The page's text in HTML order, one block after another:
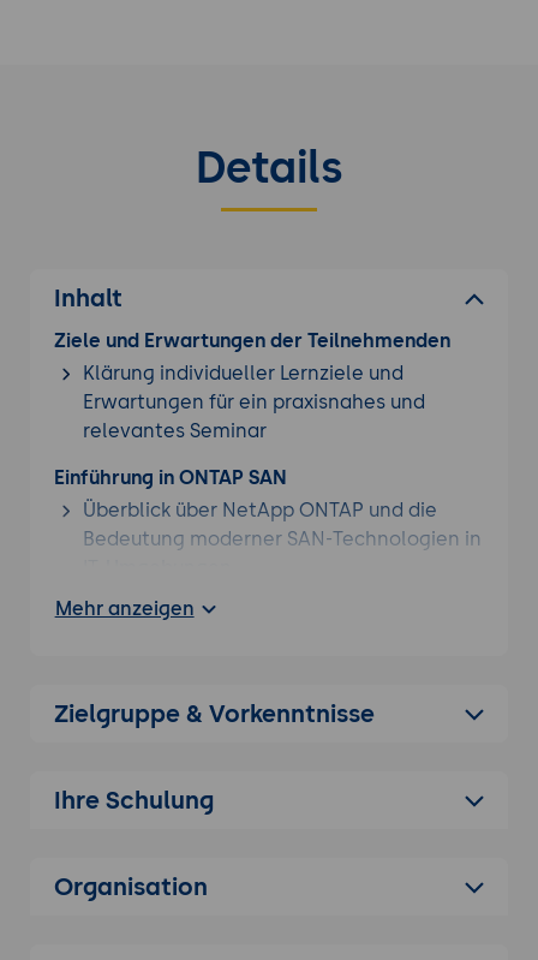
Details
Inhalt
Ziele und Erwartungen der Teilnehmenden
Klärung individueller Lernziele und
Erwartungen für ein praxisnahes und
relevantes Seminar
Einführung in ONTAP SAN
Überblick über NetApp ONTAP und die
Bedeutung moderner SAN-Technologien in
Vergleich von SAN mit anderen
Voraussetzungen
Analyse von Geschäftsanforderungen und
Netzwerkinfrastruktur
Mehr anzeigen
Zielgruppe & Vorkenntnisse
Ihre Schulung
Organisation